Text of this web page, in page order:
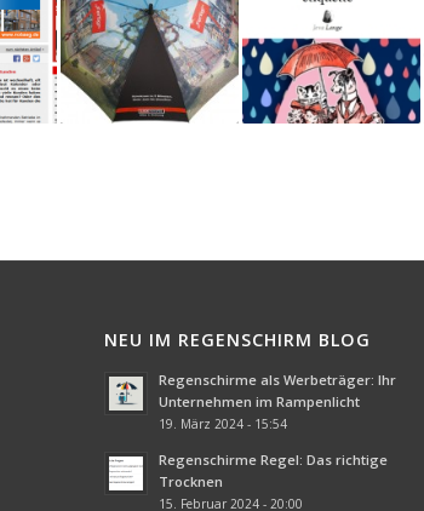
NEU IM REGENSCHIRM BLOG
Regenschirme als Werbeträger: Ihr
Unternehmen im Rampenlicht
19. März 2024 - 15:54
Regenschirme Regel: Das richtige
Trocknen
15. Februar 2024 - 20:00